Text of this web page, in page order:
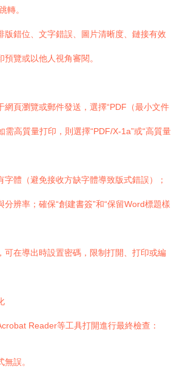
轉。
版錯位、文字錯誤、圖片清晰度、鏈接有效
覽或以他人視角審閱。
網頁瀏覽或郵件發送，選擇“PDF（最小文件
需高質量打印，則選擇“PDF/X-1a”或“高質量
字體（避免接收方缺字體導致版式錯誤）；
辨率；確保“創建書簽”和“保留Word標題樣
可在導出時設置密碼，限制打開、打印或編
Reader等工具打開進行最終檢查：
誤。